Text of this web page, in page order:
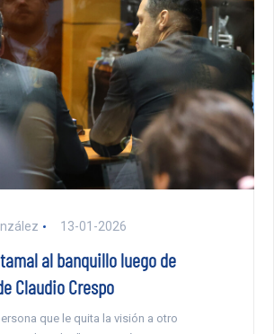
13-01-2026
al banquillo luego de
Claudio Crespo
que le quita la visión a otro